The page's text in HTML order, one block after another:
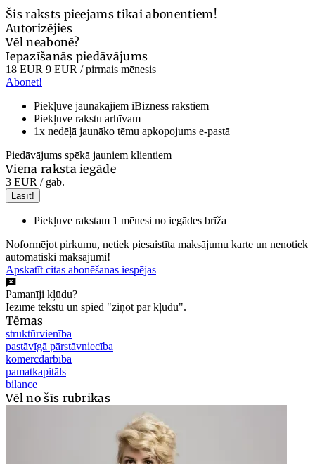
Šis raksts pieejams tikai abonentiem!
Autorizējies
Vēl neabonē?
Iepazīšanās piedāvājums
18 EUR 9 EUR / pirmais mēnesis
Abonēt!
Piekļuve jaunākajiem iBizness rakstiem
Piekļuve rakstu arhīvam
1x nedēļā jaunāko tēmu apkopojums e-pastā
Piedāvājums spēkā jauniem klientiem
Viena raksta iegāde
3 EUR / gab.
Lasīt!
Piekļuve rakstam 1 mēnesi no iegādes brīža
Noformējot pirkumu, netiek piesaistīta maksājumu karte un nenotiek
automātiski maksājumi!
Apskatīt citas abonēšanas iespējas
Pamanīji kļūdu?
Iezīmē tekstu un spied "ziņot par kļūdu".
Tēmas
struktūrvienība
pastāvīgā pārstāvniecība
komercdarbība
pamatkapitāls
bilance
Vēl no šīs rubrikas